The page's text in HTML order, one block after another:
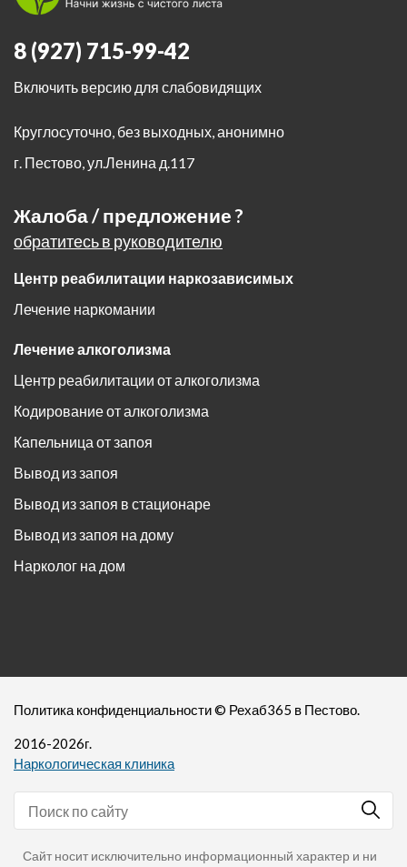
8 (927) 715-99-42
Включить версию для слабовидящих
Круглосуточно, без выходных, анонимно
г. Пестово,ул.Ленина д.117
Жалоба / предложение ?
обратитесь в руководителю
Центр реабилитации наркозависимых
Лечение наркомании
Лечение алкоголизма
Центр реабилитации от алкоголизма
Кодирование от алкоголизма
Капельница от запоя
Вывод из запоя
Вывод из запоя в стационаре
Вывод из запоя на дому
Нарколог на дом
Политика конфиденциальности© Рехаб365 в Пестово.
2016-2026г.
Наркологическая клиника
Сайт носит исключительно информационный характер и ни